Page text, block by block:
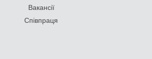
Вакансії
Співпраця